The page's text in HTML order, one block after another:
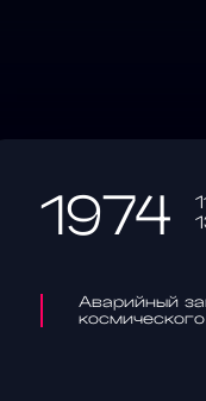
1974
Аварийный